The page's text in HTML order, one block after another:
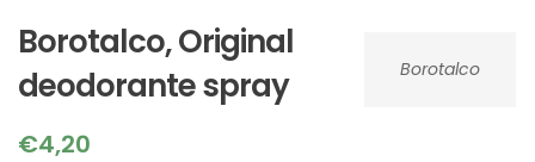
Borotalco
Borotalco, Original
deodorante spray
€4,20